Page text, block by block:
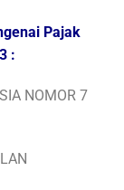
Pajak
:
NOMOR 7